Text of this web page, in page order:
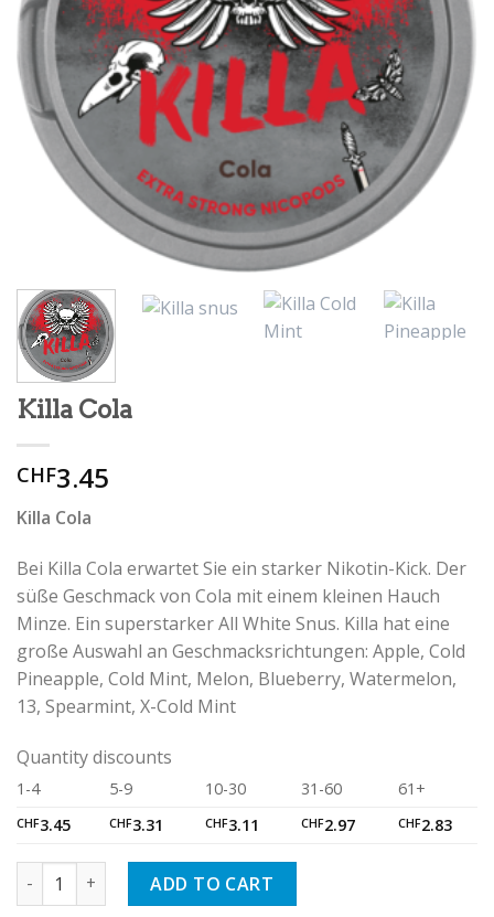
Killa Cola
CHF3.45
Killa Cola
Bei Killa Cola erwartet Sie ein starker Nikotin-Kick. Der
süße Geschmack von Cola mit einem kleinen Hauch
Minze. Ein superstarker All White Snus. Killa hat eine
große Auswahl an Geschmacksrichtungen: Apple, Cold
Pineapple, Cold Mint, Melon, Blueberry, Watermelon,
13, Spearmint, X-Cold Mint
Quantity discounts
1-4 5-9 10-30 31-60 61+
CHF3.45 CHF3.31 CHF3.11 CHF2.97 CHF2.83
Killa Cola quantityADD TO CART